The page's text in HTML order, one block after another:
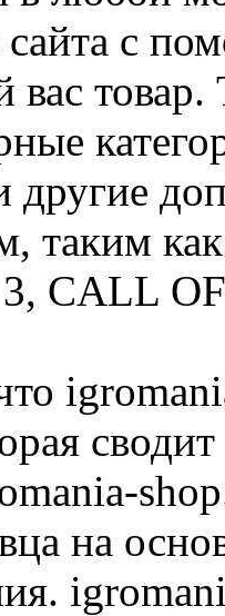
сайта с
другие
таким
CALL
на